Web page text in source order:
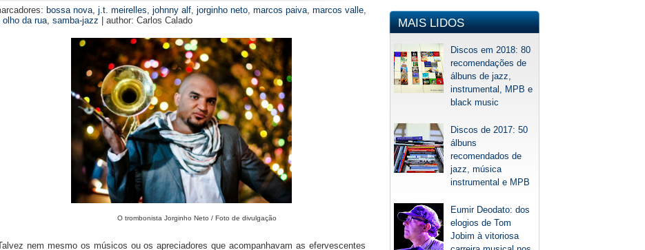
bossa nova, j.t. meirelles, johnny alf, jorginho neto, marcos paiva, marcos valle,
olho da rua, samba-jazz author: Carlos Calado
O trombonista Jorginho Neto / Foto de divulgação
nem mesmo os músicos ou os apreciadores que acompanhavam as efervescentes
MAIS LIDOS
Discos em 2018: 80
recomendações de
álbuns de jazz,
instrumental, MPB e
black music
Discos de 2017: 50
álbuns
recomendados de
jazz, música
instrumental e MPB
Eumir Deodato: dos
elogios de Tom
Jobim à vitoriosa